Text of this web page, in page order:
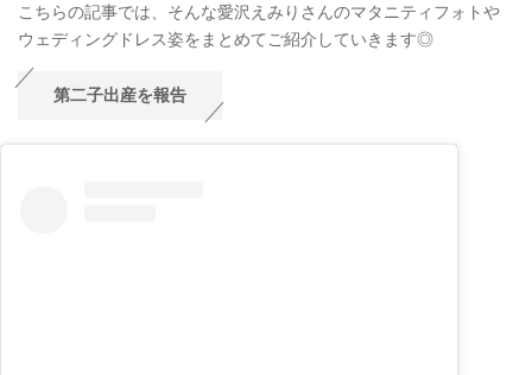
こちらの記事では、そんな愛沢えみりさんのマタニティフォトや
ウェディングドレス姿をまとめてご紹介していきます◎
第二子出産を報告